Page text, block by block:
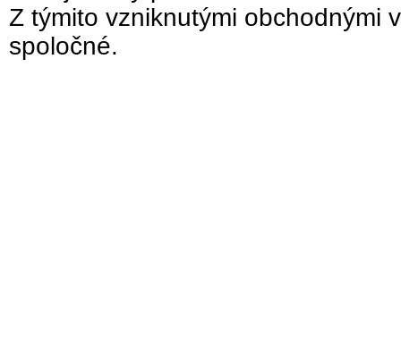
Z týmito vzniknutými obchodnými
spoločné.